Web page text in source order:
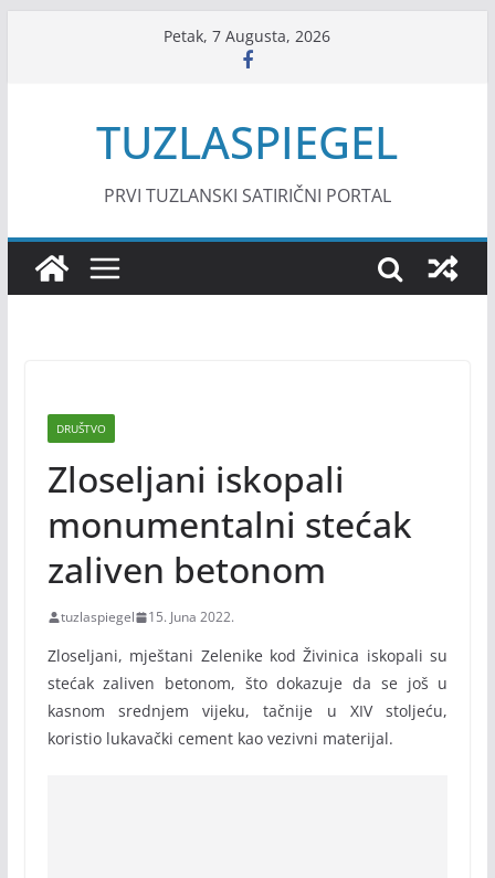
Petak, 7 Augusta, 2026
TUZLASPIEGEL
PRVI TUZLANSKI SATIRIČNI PORTAL
DRUŠTVO
Zloseljani iskopali
monumentalni stećak
zaliven betonom
tuzlaspiegel 15. Juna 2022.
Zloseljani, mještani Zelenike kod Živinica iskopali su
stećak zaliven betonom, što dokazuje da se još u
kasnom srednjem vijeku, tačnije u XIV stoljeću,
koristio lukavački cement kao vezivni materijal.